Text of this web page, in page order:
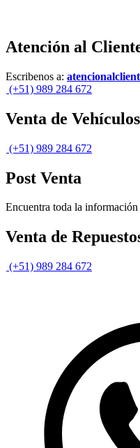
Atención al
Escribenos a:
(+51) 989 284 672
Venta de
(+51) 989 284 672
Post Venta
Encuentra toda la
Venta de
(+51) 989 284 672